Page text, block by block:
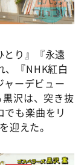
とり』『永遠
、『NHK紅白
ーデビュー
沢は、突き抜
も楽曲をリ
迎えた。